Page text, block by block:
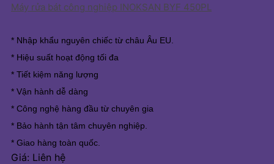
Máy rửa bát công nghiệp INOKSAN BYF 450PL
* Nhập khẩu nguyên chiếc từ châu Âu EU.
* Hiệu suất hoạt động tối đa
* Tiết kiệm năng lượng
* Vận hành dễ dàng
* Công nghệ hàng đầu từ chuyên gia
* Bảo hành tận tâm chuyên nghiệp.
* Giao hàng toàn quốc.
Giá: Liên hệ